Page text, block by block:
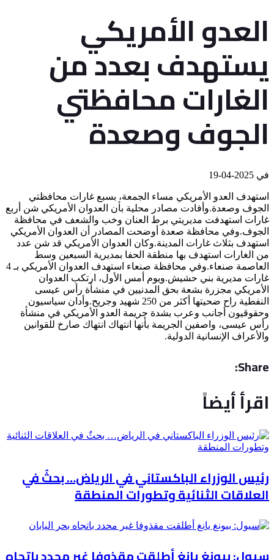
العدو الأمريكي
يستهدف بعدد من
الغارات محافظتي
الجوف وصعدة
في
استهدف العدو الأمريكي مساء الجمعة، بسبع غارات محافظتي
الجوف وصعدة.وأفادت مصادر محلية بأن العدوان الأمريكي شن أربع
غارات استهدفت مديريتي برط العنان وخب والشعف في محافظة
الجوف.وفي محافظة صعدة أوضحت المصادر أن العدوان الأمريكي
استهدف بثلاث غارات المدينة.وكان العدوان الأمريكي قد شن عدد
من الغارات استهدف بها منطقة الحفا بمديرية السبعين وسط
العاصمة صنعاء.وفي محافظة صنعاء استهدف العدوان الأمريكي بـ 4
غارات مديرية بني حشيش.ويوم أمس الأول، ارتكب العدوان
الأمريكي مجزرة بشعة بحق المدنيين في منشأة رأس عيسى
النفطية راح ضحيتها أكثر من 250 شهيد وجريح.وأدان سياسيون
وحقوقيون أجانب وعرب بشدة جريمة العدو الأمريكي في منشأة
رأس عيسى، واصفين الجريمة بأنها انتهاك انتهاك صارخ للقوانين
والأعراف الإنسانية الدولية.
Share:
اقرأ أيضاً
رئيس الوزراء الباكستاني في الرياض… بحثٌ في
العلاقات الثنائية وتطورات المنطقة